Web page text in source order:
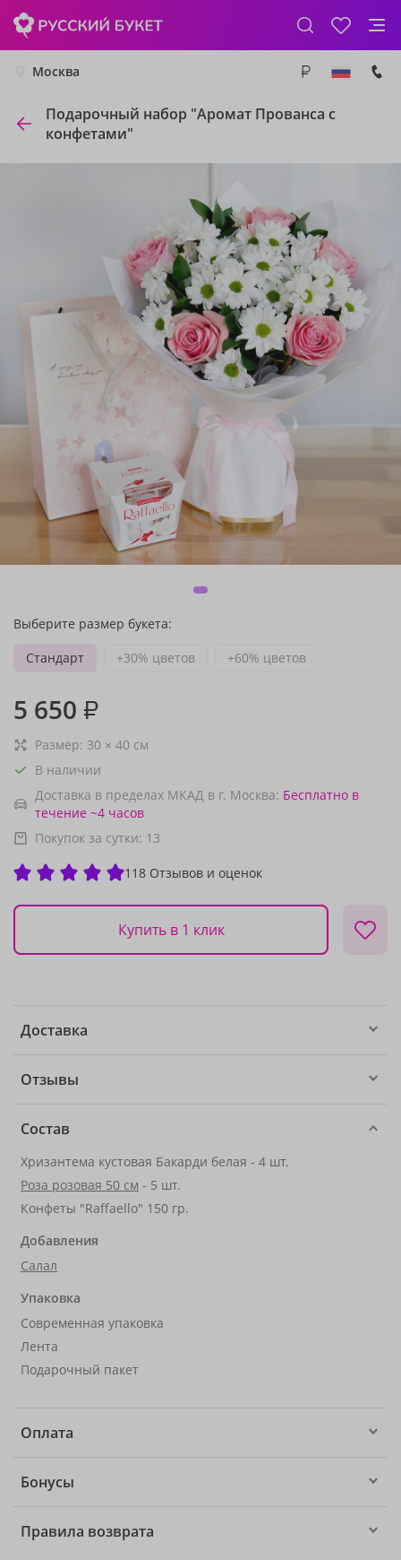
Москва
Подарочный набор "Аромат Прованса с
конфетами"
Выберите размер букета:
Стандарт
+30% цветов +60% цветов
5 650 ₽
Размер: 30 × 40 см
В наличии
Доставка в пределах МКАД в г. Москва: Бесплатно в
течение ~4 часов
Покупок за сутки: 13
118 Отзывов и оценок
Купить в 1 клик
Доставка
Отзывы
Состав
Хризантема кустовая Бакарди белая - 4 шт.
Роза розовая 50 см - 5 шт.
Конфеты "Raffaello" 150 гр.
Добавления
Салал
Упаковка
Современная упаковка
Лента
Подарочный пакет
Оплата
Бонусы
Правила возврата